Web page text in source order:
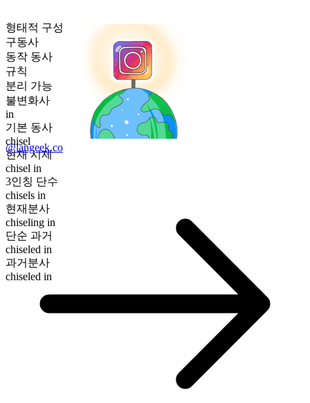
형태적 구성
구동사
동작 동사
규칙
분리 가능
불변화사
in
기본 동사
chisel
현재 시제
chisel in
3인칭 단수
chisels in
현재분사
chiseling in
단순 과거
chiseled in
과거분사
chiseled in
@langeek.co